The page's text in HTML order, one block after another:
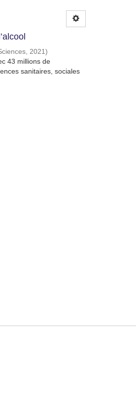
, 2021)
43 millions de
sanitaires, sociales